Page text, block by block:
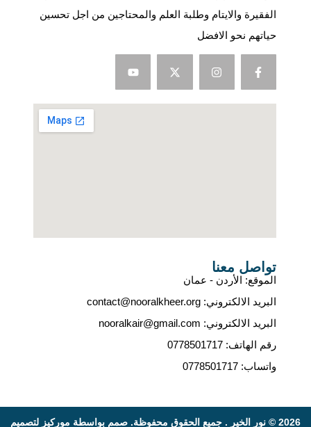
الفقيرة والايتام وطلبة العلم والمحتاجين من اجل تحسين
حياتهم نحو الافضل
تواصل معنا
الموقع: الأردن - عمان
البريد الالكتروني: contact@nooralkheer.org
البريد الالكتروني: nooralkair@gmail.com
رقم الهاتف: 0778501717
واتساب: 0778501717
2026 © نور الخير . جميع الحقوق محفوظة. صمم بواسطة
موركيز لتصميم